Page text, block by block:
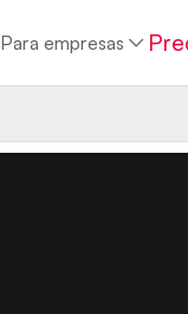
Para empresas